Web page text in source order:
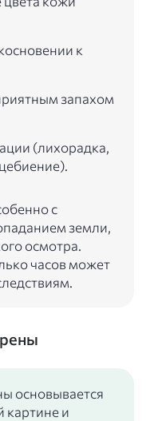
к
запахом
(лихорадка,
с
земли,
осмотра.
часов может
основывается
картине и